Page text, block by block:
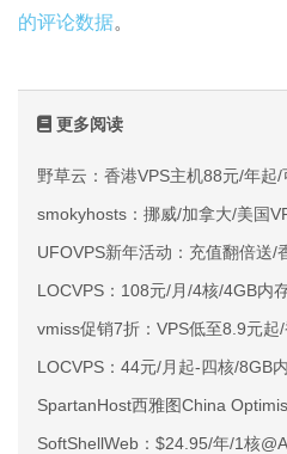
的评论数据。
更多阅读
野草云：香港VPS主机88元/年
smokyhosts：挪威/加拿大/美国
UFOVPS新年活动：充值翻倍送
LOCVPS：108元/月/4核/4GB内
vmiss促销7折：VPS低至8.9元
LOCVPS：44元/月起-四核/8GB
SpartanHost西雅图China
SoftShellWeb：$24.95/年/1核